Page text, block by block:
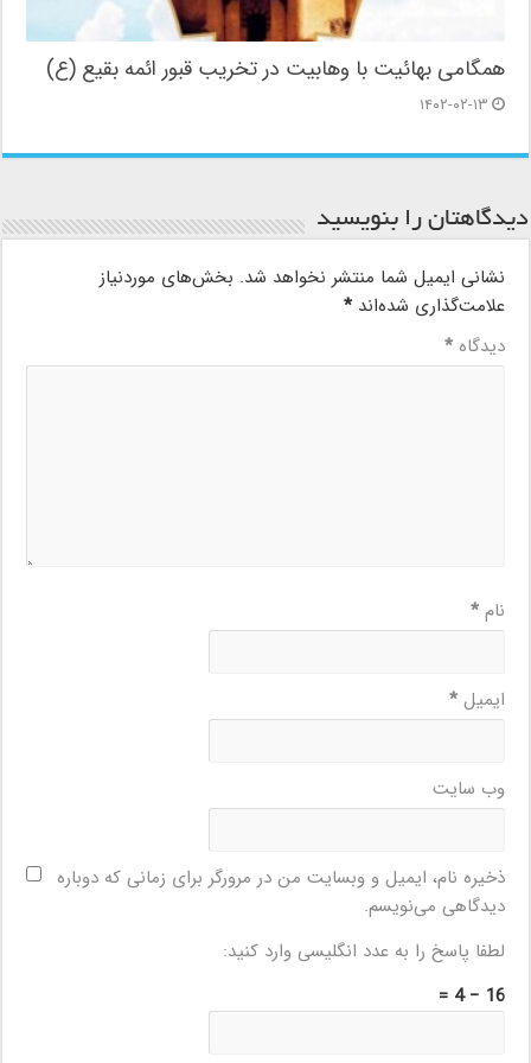
همگامی بهائیت با وهابیت در تخریب قبور ائمه بقیع (ع)
۱۴۰۲-۰۲-۱۳
دیدگاهتان را بنویسید
نشانی ایمیل شما منتشر نخواهد شد. بخش‌های موردنیاز
علامت‌گذاری شده‌اند*
دیدگاه*
نام*
ایمیل*
وب‌ سایت
ذخیره نام، ایمیل و وبسایت من در مرورگر برای زمانی که دوباره
دیدگاهی می‌نویسم.
لطفا پاسخ را به عدد انگلیسی وارد کنید:
16 − 4 =